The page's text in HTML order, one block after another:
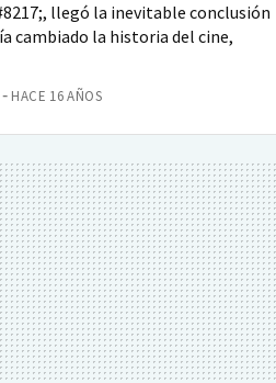
llegó la inevitable conclusión
cambiado la historia del cine,
HACE 16 AÑOS